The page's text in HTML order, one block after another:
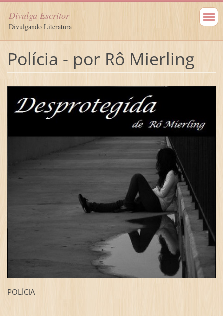
Divulga Escritor
Divulgando Literatura
Polícia - por Rô Mierling
POLÍCIA